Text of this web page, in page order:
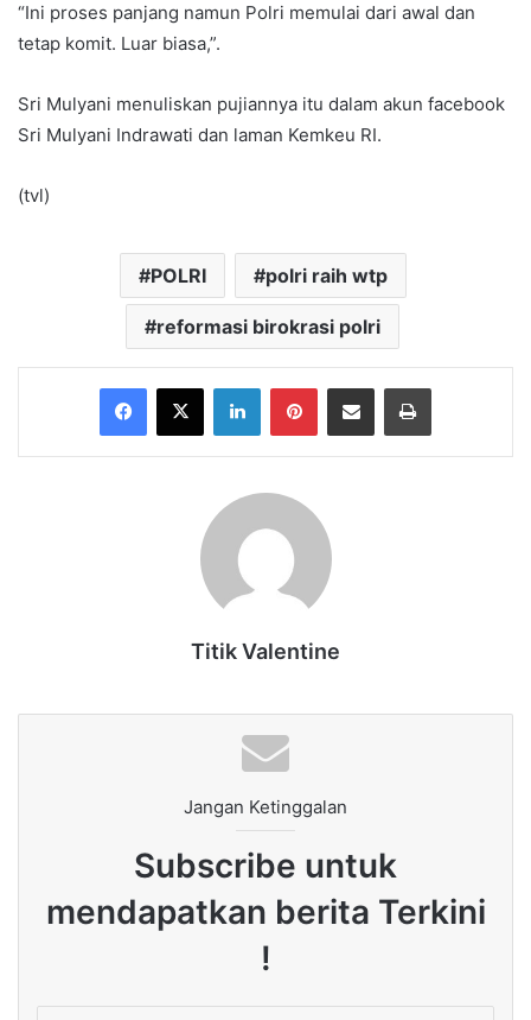
“Ini proses panjang namun Polri memulai dari awal dan
tetap komit. Luar biasa,”.
Sri Mulyani menuliskan pujiannya itu dalam akun facebook
Sri Mulyani Indrawati dan laman Kemkeu RI.
(tvl)
POLRI polri raih wtp
reformasi birokrasi polri
Facebook
X LinkedInPinterestShare via Email Print
Titik Valentine
Jangan Ketinggalan
Subscribe untuk
mendapatkan berita Terkini
!